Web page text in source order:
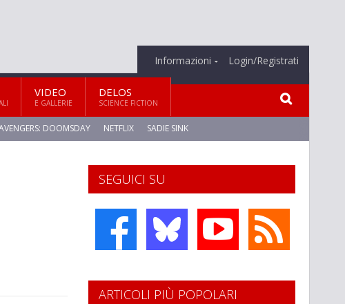
Informazioni Login/Registrati
VIDEO
E GALLERIE
DELOS
SCIENCE FICTION
DOOMSDAY NETFLIX SADIE SINK
SEGUICI SU
ARTICOLI PIÙ POPOLARI